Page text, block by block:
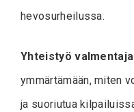
hevosurheilussa.
Yhteistyö
ymmärtämään, miten
ja suoriutua